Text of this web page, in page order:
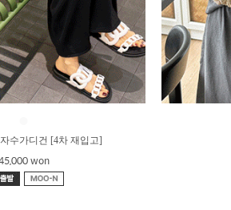
수가디건 [4차 재입고]
won